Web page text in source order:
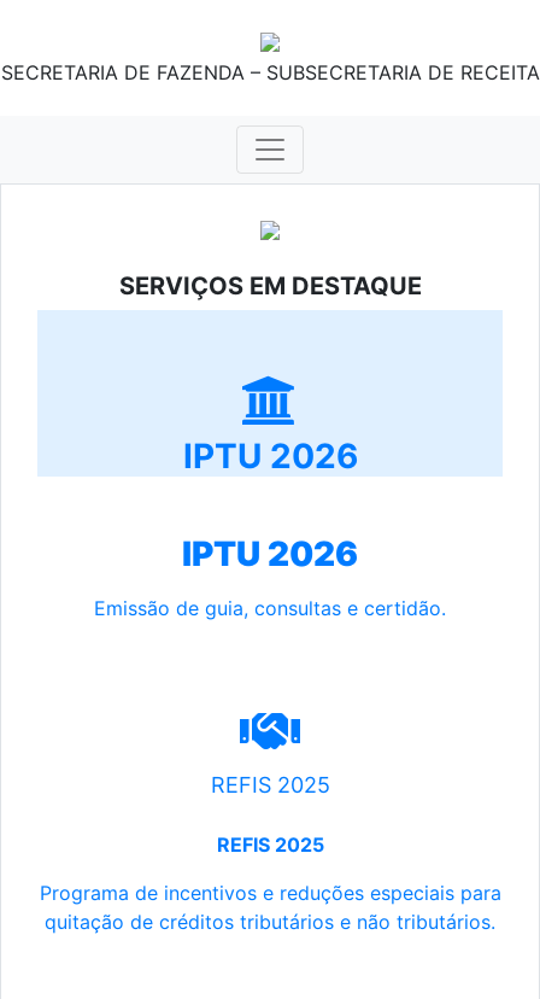
SECRETARIA DE FAZENDA – SUBSECRETARIA DE RECEITA
SERVIÇOS EM DESTAQUE
IPTU 2026
IPTU 2026
Emissão de guia, consultas e certidão.
REFIS 2025
REFIS 2025
Programa de incentivos e reduções especiais para
quitação de créditos tributários e não tributários.